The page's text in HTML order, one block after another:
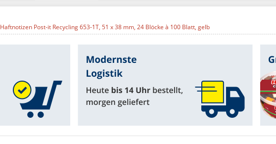
Haftnotizen Post-it Recycling 653-1T, 51 x 38 mm, 24 Blöcke à 100 Blatt, gelb